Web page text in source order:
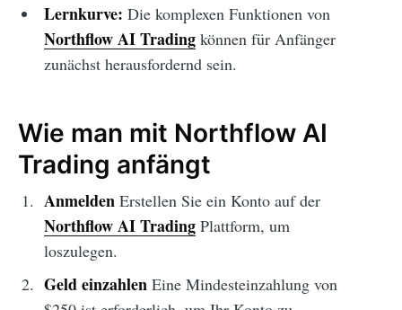
Lernkurve: Die komplexen Funktionen von
Northflow AI Tradingkönnen für Anfänger
zunächst herausfordernd sein.
Wie man mit Northflow AI
Trading anfängt
AnmeldenErstellen Sie ein Konto auf der
Northflow AI TradingPlattform, um
loszulegen.
Geld einzahlenEine Mindesteinzahlung von